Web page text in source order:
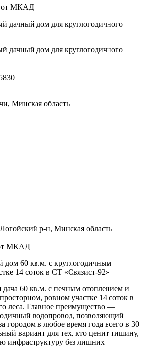
от МКАД
дачный дом для круглогодичного
дачный дом для круглогодичного
Минская область
р-н, Минская область
МКАД
дом 60 кв.м. с круглогодичным
14 соток в СТ «Связист-92»
дача 60 кв.м. с печным отоплением и
ровном участке 14 соток в
леса. Главное преимущество —
водопровод, позволяющий
городом в любое время года всего в 30
вариант для тех, кто ценит тишину,
инфраструктуру без лишних